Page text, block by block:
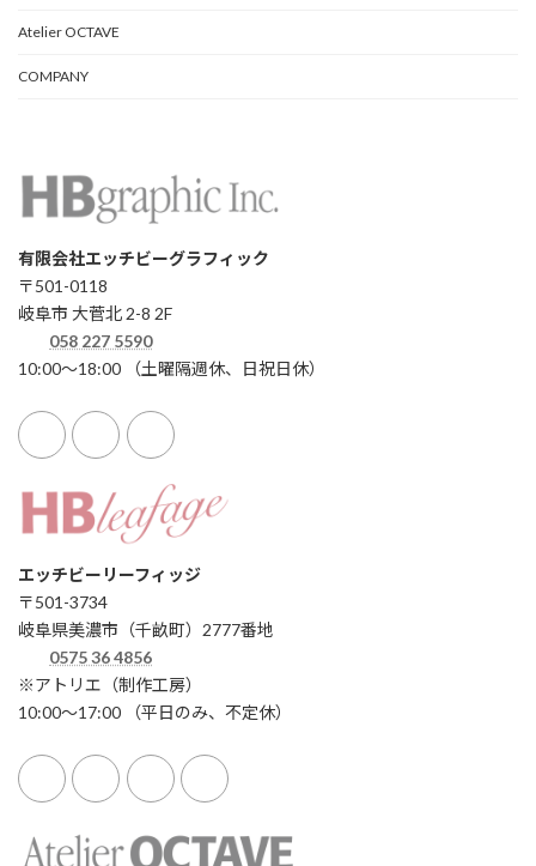
Atelier OCTAVE
COMPANY
有限会社エッチビーグラフィック
〒501-0118
岐阜市 大菅北 2-8 2F
058 227 5590
10:00〜18:00 （土曜隔週休、日祝日休）
エッチビーリーフィッジ
〒501-3734
岐阜県美濃市（千畝町）2777番地
0575 36 4856
※アトリエ（制作工房）
10:00〜17:00 （平日のみ、不定休）